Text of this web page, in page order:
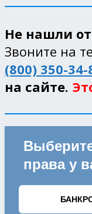
Не нашли
Звоните на
(800) 350-34-
на сайте.